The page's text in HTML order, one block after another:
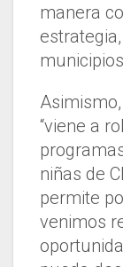
manera
“viene a
niñas de
permite
venimos